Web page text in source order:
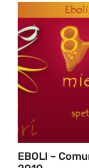
EBOLI –